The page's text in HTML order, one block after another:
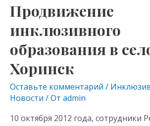
kl
as
s
ni
ki
a
m
A
p
p
Продвижение
инклюзивного
образования в
Хоринск
Оставьте комментарий /
Новости / От admin
10 октября 2012 года, сотрудники
Продвижение
инклюзивного
образования
в
Хоринск